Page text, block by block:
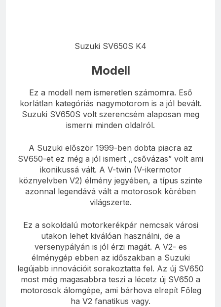
Suzuki SV650S K4
Modell
Ez a modell nem ismeretlen számomra. Eső
korlátlan kategóriás nagymotorom is a jól bevált.
Suzuki SV650S volt szerencsém alaposan meg
ismerni minden oldalról.
A Suzuki először 1999-ben dobta piacra az
SV650-et ez még a jól ismert ,,csővázas” volt ami
ikonikussá vált. A V-twin (V-ikermotor
köznyelvben V2) élmény jegyében, a típus szinte
azonnal legendává vált a motorosok körében
világszerte.
Ez a sokoldalú motorkerékpár nemcsak városi
utakon lehet kiválóan használni, de a
versenypályán is jól érzi magát. A V2- es
élménygép ebben az időszakban a Suzuki
legújabb innovációit sorakoztatta fel. Az új SV650
most még magasabbra teszi a lécetz új SV650 a
motorosok álomgépe, ami bárhova elrepít Főleg
ha V2 fanatikus vagy.